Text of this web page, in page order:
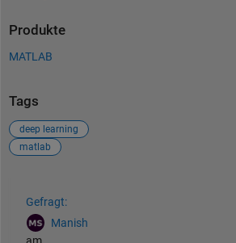
Produkte
MATLAB
Tags
deep learning
matlab
Gefragt:
Manish